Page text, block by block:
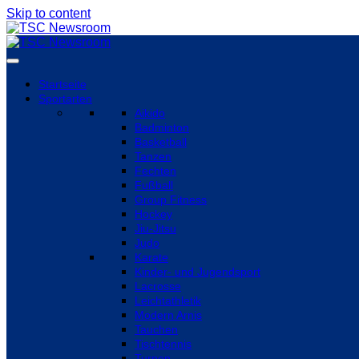
Skip to content
Startseite
Sportarten
Aikido
Badminton
Basketball
Tanzen
Fechten
Fußball
Group Fitness
Hockey
Jiu-Jitsu
Judo
Karate
Kinder- und Jugendsport
Lacrosse
Leichtathletik
Modern Arnis
Tauchen
Tischtennis